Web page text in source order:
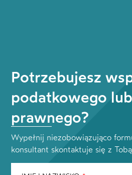
Potrzebujesz
podatkowego lub
prawnego?
Wypełnij niezobowiązująco
konsultant skontaktuje się z